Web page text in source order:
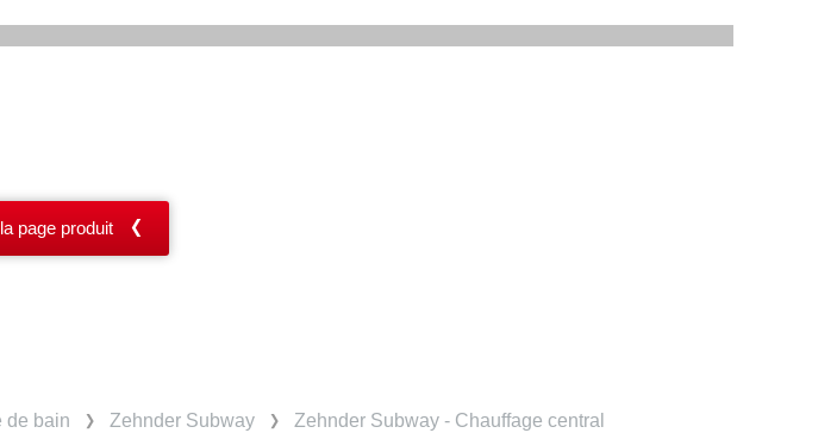
page produit
de bain Zehnder Subway
Zehnder Subway - Chauffage central